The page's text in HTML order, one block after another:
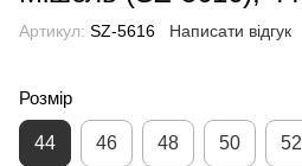
Артикул: SZ-5616 Написати відгук
Розмір
44 46 48 50 52